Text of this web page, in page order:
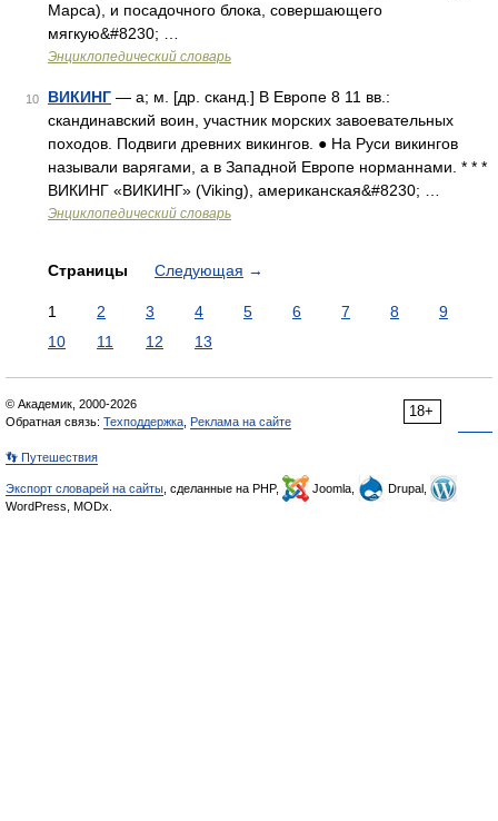
Марса), и посадочного блока, совершающего
мягкую&#8230; …
Энциклопедический словарь
10 ВИКИНГ — а; м. [др. сканд.] В Европе 8 11 вв.:
скандинавский воин, участник морских завоевательных
походов. Подвиги древних викингов. ● На Руси викингов
называли варягами, а в Западной Европе норманнами. * * *
ВИКИНГ «ВИКИНГ» (Viking), американская&#8230; …
Энциклопедический словарь
Страницы Следующая →
1 2 3 4 5 6 7 8
9
10
11 12 13
18+
© Академик, 2000-2026
Обратная связь: Техподдержка Реклама на сайте
👣 Путешествия
Экспорт словарей на сайты , сделанные на PHP, Joomla,
Drupal,
WordPress, MODx.